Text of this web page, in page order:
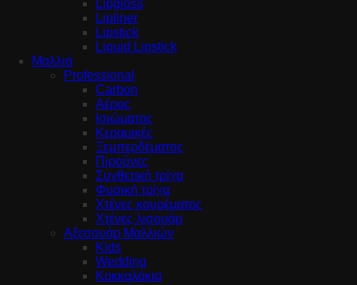
Lipgloss
Lipliner
Lipstick
Liquid Lipstick
Μαλλιά
Professional
Carbon
Αέρος
Ισιώματος
Κεραμικές
Ξεμπερδέματος
Πιρούνες
Συνθετική τρίχα
Φυσική τρίχα
Χτένες κουρέματος
Χτένες λισουάρ
Αξεσουάρ Μαλλιών
Kids
Wedding
Κοκκαλάκια